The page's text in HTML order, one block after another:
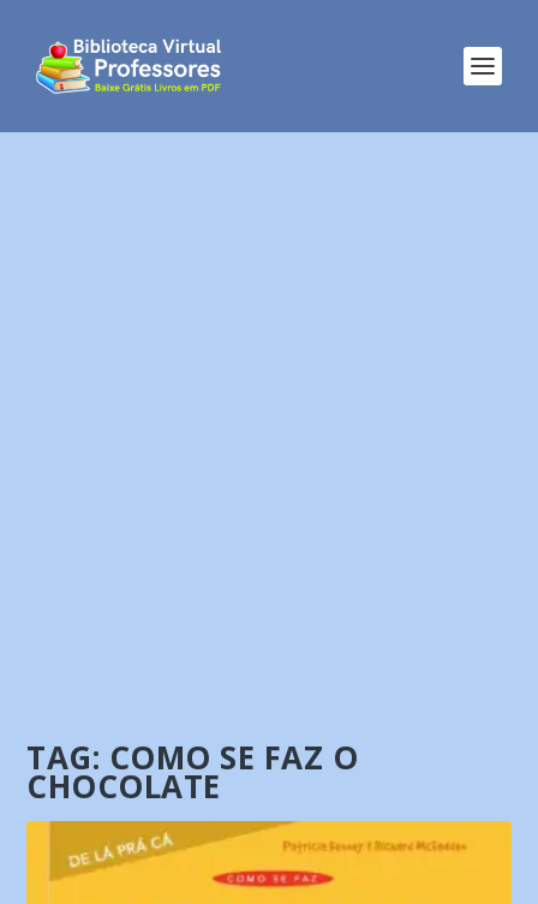
TAG: COMO SE FAZ O
CHOCOLATE